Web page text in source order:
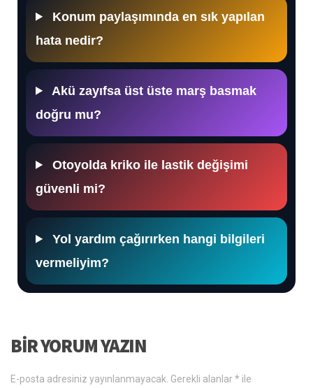
Konum paylaşımında en sık yapılan
hata nedir?
Akü zayıfsa üst üste marş basmak
doğru mu?
Otoyolda kriko ile lastik değişimi
güvenli mi?
Yol yardım çağırırken hangi bilgileri
vermeliyim?
BIR YORUM YAZIN
E-posta adresiniz yayınlanmayacak. Gerekli alanlar* ile